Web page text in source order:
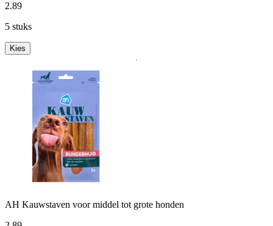
2.89
5 stuks
Kies
AH Kauwstaven voor middel tot grote honden